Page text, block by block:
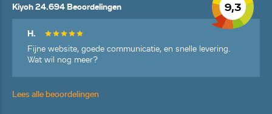
9,3
Kiyoh 24.694 Beoordelingen
H.
Fijne website, goede communicatie, en snelle levering.
Wat wil nog meer?
Lees alle beoordelingen